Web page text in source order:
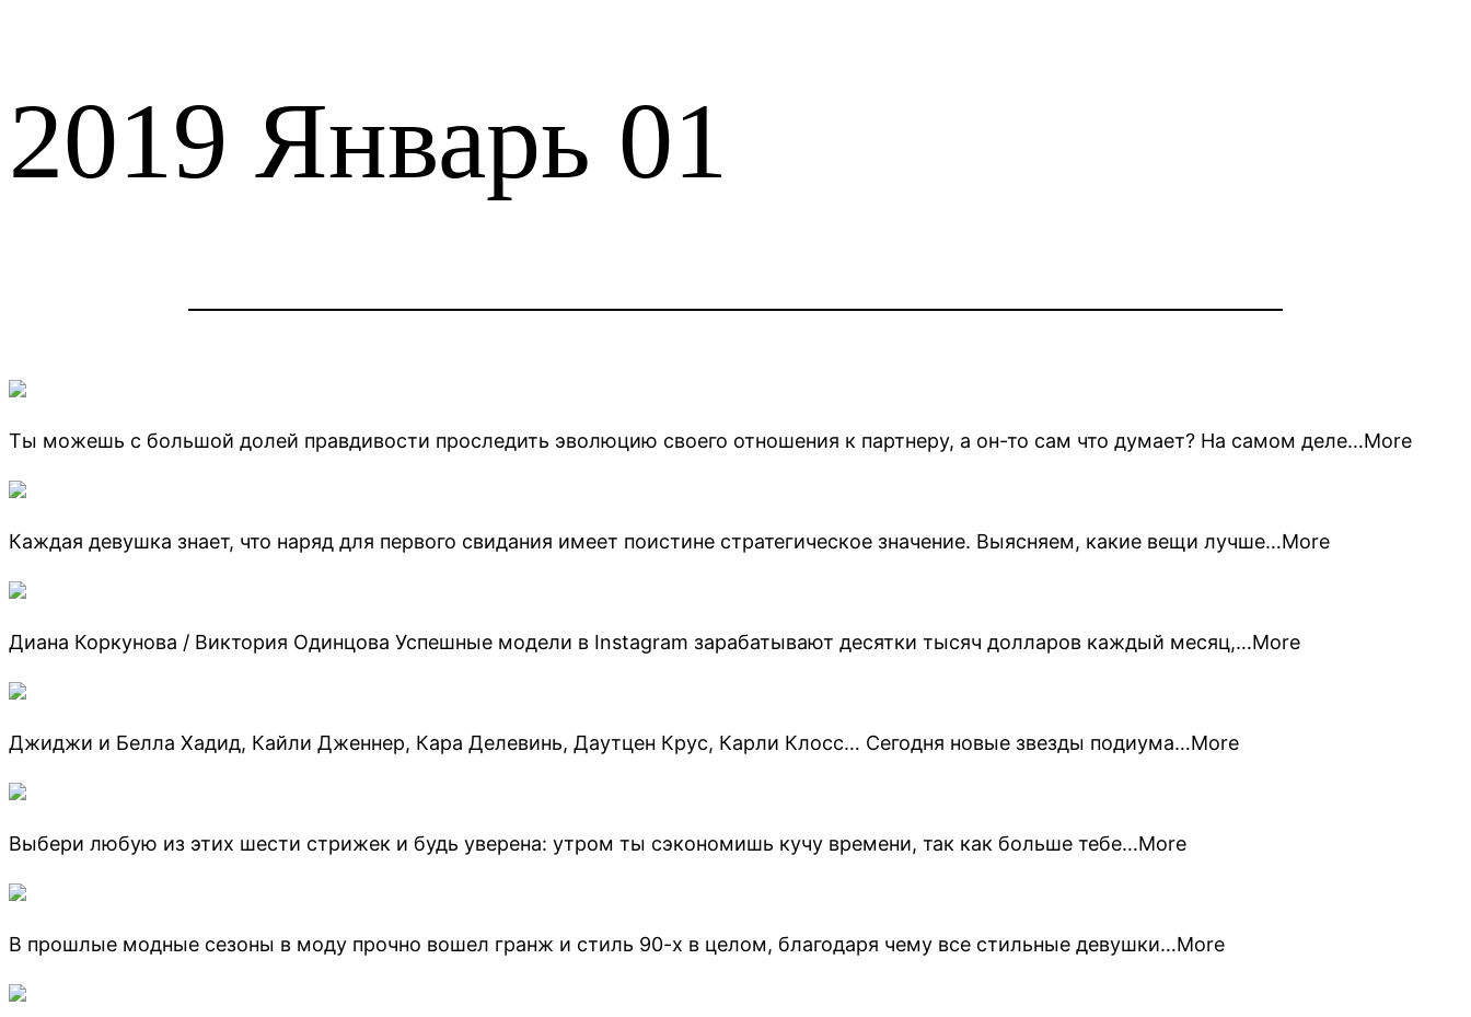
2019 Январь 01
Ты можешь с большой долей правдивости проследить эволюцию своего отношения к партнеру, а он-то сам что думает? На самом деле…More
Каждая девушка знает, что наряд для первого свидания имеет поистине стратегическое значение. Выясняем, какие вещи лучше…More
Диана Коркунова / Виктория Одинцова Успешные модели в Instagram зарабатывают десятки тысяч долларов каждый месяц,…More
Джиджи и Белла Хадид, Кайли Дженнер, Кара Делевинь, Даутцен Крус, Карли Клосс… Сегодня новые звезды подиума…More
Выбери любую из этих шести стрижек и будь уверена: утром ты сэкономишь кучу времени, так как больше тебе…More
В прошлые модные сезоны в моду прочно вошел гранж и стиль 90-х в целом, благодаря чему все стильные девушки…More